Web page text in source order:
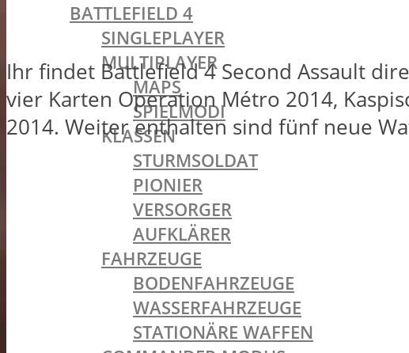
BATTLEFIELD 4
SINGLEPLAYER
MULTIPLAYER
MAPS
SPIELMODI
KLASSEN
STURMSOLDAT
PIONIER
VERSORGER
AUFKLÄRER
FAHRZEUGE
BODENFAHRZEUGE
WASSERFAHRZEUGE
STATIONÄRE WAFFEN
Ihr findet Battlefield 4 Second Assault
vier Karten Operation Métro 2014,
2014. Weiter enthalten sind fünf neue